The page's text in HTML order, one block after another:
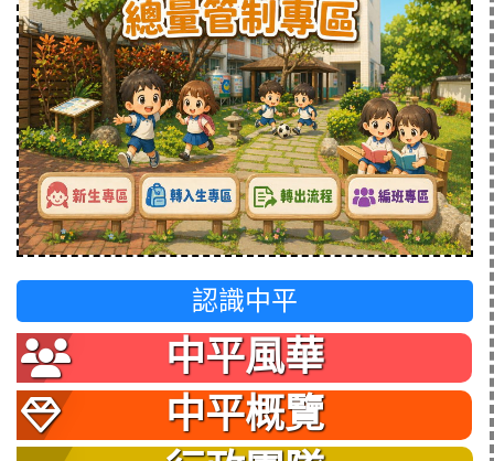
認識中平
中平風華
中平概覽